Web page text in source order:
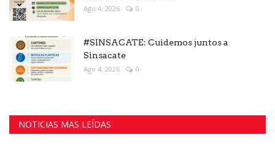
Ago 4, 2026 0
#SINSACATE: Cuidemos juntos a
Sinsacate
Ago 4, 2026 0
NOTICIAS MAS LEÍDAS